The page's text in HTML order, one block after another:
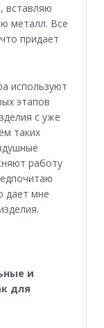
вставляю
металл. Все
придает
используют
этапов
с уже
таких
работу
дает мне
и
для